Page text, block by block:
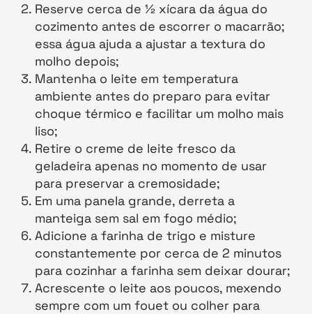
Reserve cerca de ½ xícara da água do
cozimento antes de escorrer o macarrão;
essa água ajuda a ajustar a textura do
molho depois;
Mantenha o leite em temperatura
ambiente antes do preparo para evitar
choque térmico e facilitar um molho mais
liso;
Retire o creme de leite fresco da
geladeira apenas no momento de usar
para preservar a cremosidade;
Em uma panela grande, derreta a
manteiga sem sal em fogo médio;
Adicione a farinha de trigo e misture
constantemente por cerca de 2 minutos
para cozinhar a farinha sem deixar dourar;
Acrescente o leite aos poucos, mexendo
sempre com um fouet ou colher para